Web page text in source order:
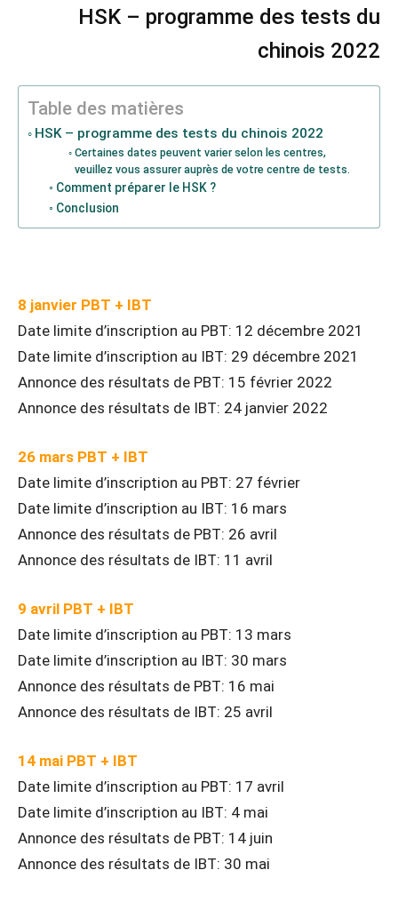
HSK – programme des tests du
chinois 2022
Table des matières
HSK – programme des tests du chinois 2022
Certaines dates peuvent varier selon les centres,
veuillez vous assurer auprès de votre centre de tests.
Comment préparer le HSK ?
Conclusion
8 janvier PBT + IBT
Date limite d’inscription au PBT: 12 décembre 2021
Date limite d’inscription au IBT: 29 décembre 2021
Annonce des résultats de PBT: 15 février 2022
Annonce des résultats de IBT: 24 janvier 2022
26 mars PBT + IBT
Date limite d’inscription au PBT: 27 février
Date limite d’inscription au IBT: 16 mars
Annonce des résultats de PBT: 26 avril
Annonce des résultats de IBT: 11 avril
9 avril PBT + IBT
Date limite d’inscription au PBT: 13 mars
Date limite d’inscription au IBT: 30 mars
Annonce des résultats de PBT: 16 mai
Annonce des résultats de IBT: 25 avril
14 mai PBT + IBT
Date limite d’inscription au PBT: 17 avril
Date limite d’inscription au IBT: 4 mai
Annonce des résultats de PBT: 14 juin
Annonce des résultats de IBT: 30 mai